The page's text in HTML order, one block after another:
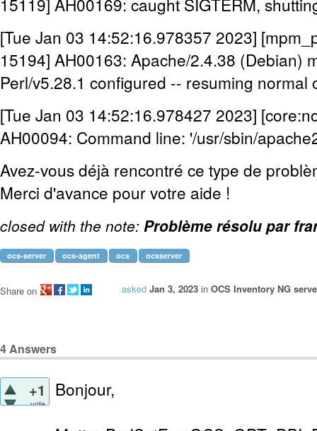
[Tue Jan 03 14:52:16.978357 2023]
15194] AH00163: Apache/2.4.38 (Debian)
Perl/v5.28.1 configured -- resuming normal
[Tue Jan 03 14:52:16.978427 2023]
AH00094: Command line: '/usr/sbin/
Avez-vous déjà rencontré ce type de
Merci d'avance pour votre aide !
closed with the note: Problème résolu par
ocs-server ocs-agent ocs ocsserver
asked Jan 3, 2023 in OCS Inventory NG
Share on
4Answers
+1
vote
Bonjour,